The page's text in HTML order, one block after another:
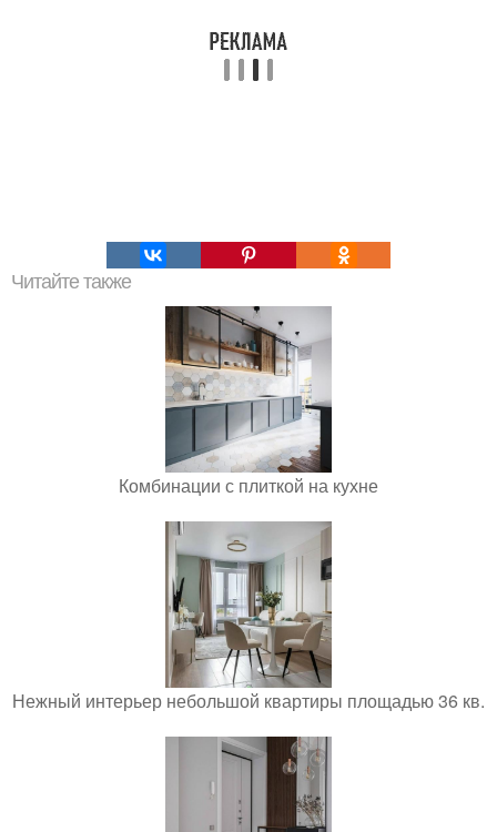
Читайте также
Комбинации с плиткой на кухне
Нежный интерьер небольшой квартиры площадью 36 кв.